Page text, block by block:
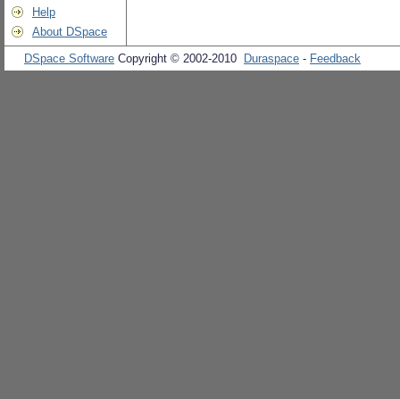
Help
About DSpace
DSpace Software Copyright © 2002-2010 Duraspace - Feedback